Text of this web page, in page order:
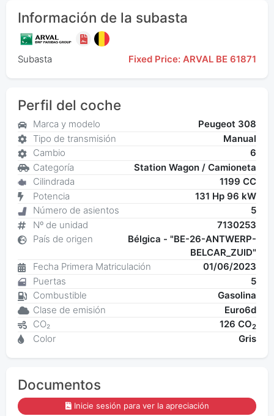
Información de la subasta
Subasta Fixed Price: ARVAL BE 61871
Perfil del coche
Marca y modelo
Peugeot 308
Tipo de transmisión
Manual
Cambio
6
Categoría
Station Wagon / Camioneta
Cilindrada
1199 CC
Potencia
131 Hp 96 kW
Número de asientos
5
Nº de unidad
7130253
País de origen
Bélgica - "BE-26-ANTWERP-
BELCAR_ZUID"
Fecha Primera Matriculación
01/06/2023
Puertas
5
Combustible
Gasolina
Clase de emisión
Euro6d
CO₂
126 CO2
Color Gris
Documentos
Inicie sesión para ver la apreciación